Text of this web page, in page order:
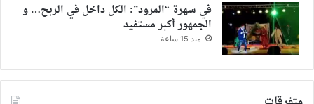
في سهرة “المرود”: الكل داخل في الربح… و
الجمهور أكبر مستفيد
منذ 15 ساعة